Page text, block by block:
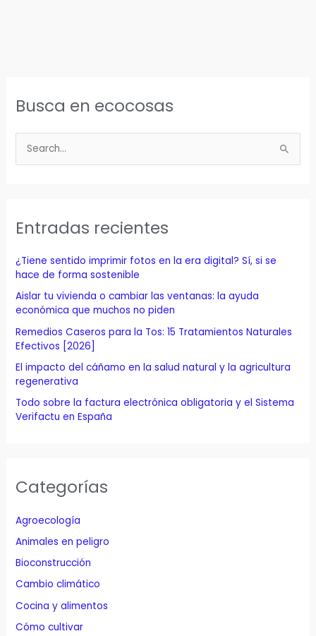
Busca en ecocosas
r
p
o
r
:
Entradas recientes
¿Tiene sentido imprimir fotos en la era digital? Sí, si se
hace de forma sostenible
Aislar tu vivienda o cambiar las ventanas: la ayuda
económica que muchos no piden
Remedios Caseros para la Tos: 15 Tratamientos Naturales
Efectivos [2026]
El impacto del cáñamo en la salud natural y la agricultura
regenerativa
Todo sobre la factura electrónica obligatoria y el Sistema
Verifactu en España
Categorías
Agroecología
Animales en peligro
Bioconstrucción
Cambio climático
Cocina y alimentos
Cómo cultivar